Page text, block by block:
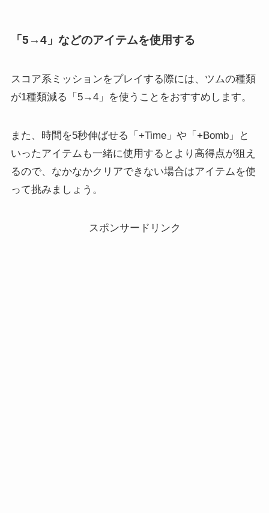
「5→4」などのアイテムを使用する
スコア系ミッションをプレイする際には、 ツムの種類
が1種類減る
「5→4」を使うことをおすすめします。
また、時間を5秒伸ばせる「+Time」や「+Bomb」と
いったアイテムも一緒に使用するとより高得点が狙え
るので、なかなかクリアできない場合はアイテムを使
って挑みましょう。
スポンサードリンク